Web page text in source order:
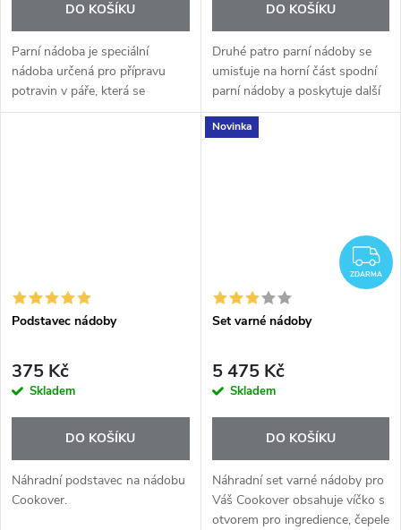
DO KOŠÍKU
Parní nádoba je speciální
nádoba určená pro přípravu
potravin v páře, která se
umísťuje na víko nádoby. Jeho
DO KOŠÍKU
Druhé patro parní nádoby se
umisťuje na horní část spodní
parní nádoby a poskytuje další
plochu (2. patro), na kterou se
umísťují přísady pro další
Podstavec nádoby
375 Kč
Skladem
DO KOŠÍKU
Náhradní podstavec na nádobu
Cookover.
Novinka
ZDARMA
Set varné nádoby
5 475 Kč
Skladem
DO KOŠÍKU
Náhradní set varné nádoby pro
Váš Cookover obsahuje víčko s
otvorem pro ingredience, čepele